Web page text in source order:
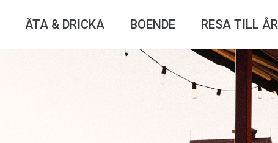
ÄTA & DRICKA BOENDE RESA TILL